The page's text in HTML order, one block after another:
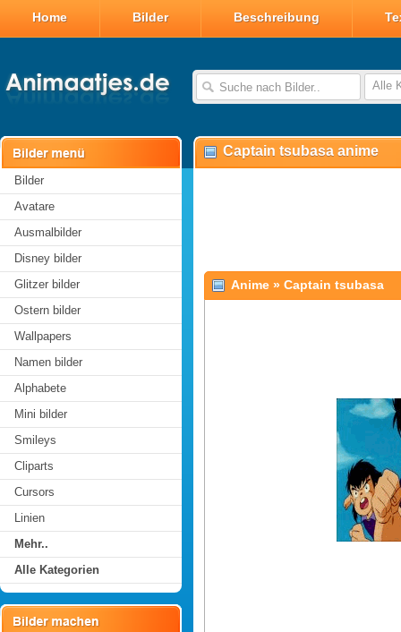
Home Bilder Beschreibung
Alle
Bilder
Avatare
Ausmalbilder
Disney bilder
Glitzer bilder
Ostern bilder
Wallpapers
Namen bilder
Alphabete
Mini bilder
Smileys
Cliparts
Cursors
Linien
Mehr..
Alle Kategorien
Captain tsubasa anime
Anime » Captain tsubasa